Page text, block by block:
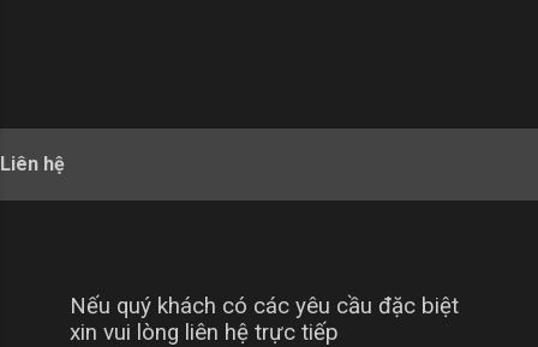
Liên hệ
Nếu quý khách có các yêu cầu đặc biệt
xin vui lòng liên hệ trực tiếp